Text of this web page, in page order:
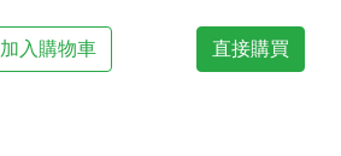
加入購物車 直接購買